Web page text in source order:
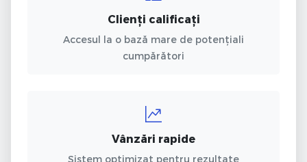
Clienți calificați
Accesul la o bază mare de potențiali
cumpărători
Vânzări rapide
Sistem optimizat pentru rezultate